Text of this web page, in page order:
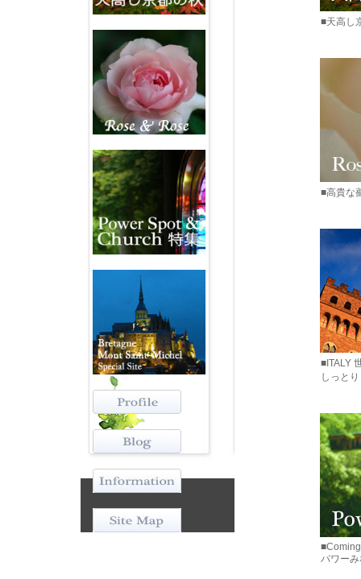
■天高し
■高貴な
■ITALY
しっと
パワー